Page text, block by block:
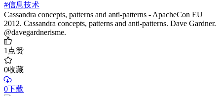
#信息技术
Cassandra concepts, patterns and anti-patterns - ApacheCon EU
2012. Cassandra concepts, patterns and anti-patterns. Dave Gardner.
@davegardnerisme.
1点赞
0收藏
0下载